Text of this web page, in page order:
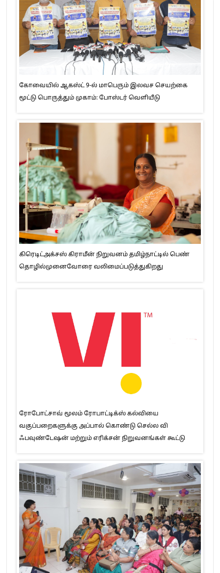
கோவையில் ஆகஸ்ட் 9-ல் மாபெரும் இலவச செயற்கை
மூட்டு பொருத்தும் முகாம்: போஸ்டர் வெளியீடு
கிரெடிட்அக்சஸ் கிராமீன் நிறுவனம் தமிழ்நாட்டில் பெண்
தொழில்முனைவோரை வலிமைப்படுத்துகிறது
ரோபோட்சாவ் மூலம் ரோபாட்டிக்ஸ் கல்வியை
வகுப்பறைகளுக்கு அப்பால் கொண்டு செல்ல வி
ஃபவுண்டேஷன் மற்றும் எரிக்சன் நிறுவனங்கள் கூட்டு